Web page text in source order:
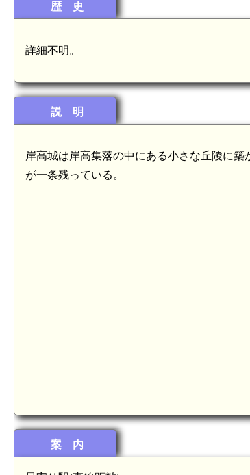
歴 史
詳細不明。
説 明
岸高城は岸高集落の中にある小さな丘陵に
が一条残っている。
案 内